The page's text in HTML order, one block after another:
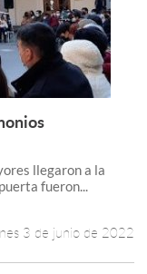
más +
llegaron a la
fueron...
3 de junio de 2022